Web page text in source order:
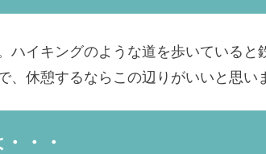
ハイキングのような道を歩いている
、休憩するならこの辺りがいいと思い
・・